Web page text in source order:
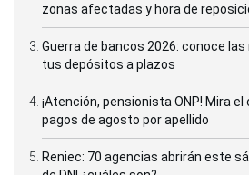
zonas afectadas y hora de
Guerra de bancos 2026: conoce
tus depósitos a plazos
¡Atención, pensionista ONP! Mira
pagos de agosto por apellido
Reniec: 70 agencias abrirán este